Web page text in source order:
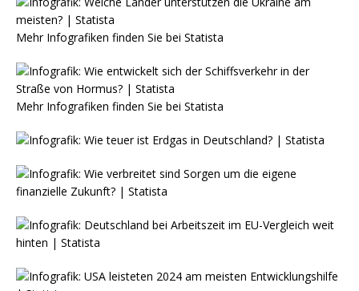
Mehr Infografiken finden Sie bei Statista
Mehr Infografiken finden Sie bei Statista